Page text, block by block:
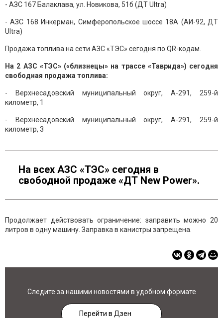
- АЗС 167 Балаклава, ул. Новикова, 51б (ДТ Ultra)
- АЗС 168 Инкерман, Симферопольское шоссе 18А (АИ-92, ДТ
Ultra)
Продажа топлива на сети АЗС «ТЭС» сегодня по QR-кодам.
На 2 АЗС «ТЭС» («близнецы» на трассе «Таврида») сегодня
свободная продажа топлива:
- Верхнесадовский муниципальный округ, А-291, 259-й
километр, 1
- Верхнесадовский муниципальный округ, А-291, 259-й
километр, 3
На всех АЗС «ТЭС» сегодня в
свободной продаже «ДТ New Power».
Продолжает действовать ограничение: заправить можно 20
литров в одну машину. Заправка в канистры запрещена.
Следите за нашими новостями в удобном формате
Перейти в Дзен